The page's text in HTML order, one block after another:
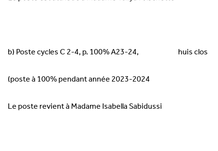
b) Poste cycles C 2-4, p. 100% A23-24, huis clos
(poste à 100% pendant année 2023-2024
Le poste revient à Madame Isabella Sabidussi